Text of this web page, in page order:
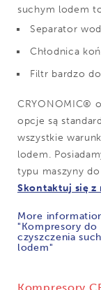
suchym lodem
Separator
Chłodnica
Filtr bardzo
CRYONOMIC®
opcje są
wszystkie
lodem.
typu maszyny
Skontaktuj się z
More
"Kompresory do
czyszczenia
lodem"